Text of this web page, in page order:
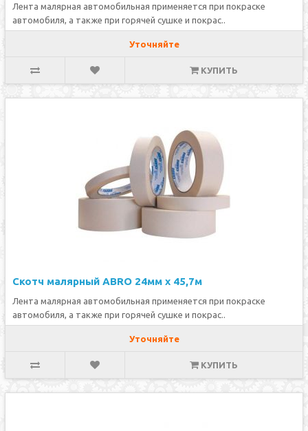
Лента малярная автомобильная применяется при покраске
автомобиля, а также при горячей сушке и покрас..
Уточняйте
КУПИТЬ
Скотч малярный ABRO 24мм х 45,7м
Лента малярная автомобильная применяется при покраске
автомобиля, а также при горячей сушке и покрас..
Уточняйте
КУПИТЬ